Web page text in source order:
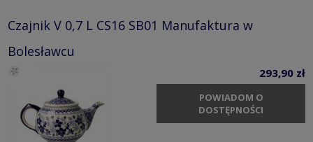
Czajnik V 0,7 L CS16 SB01 Manufaktura w
Bolesławcu
293,90 zł
POWIADOM O
DOSTĘPNOŚCI